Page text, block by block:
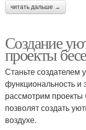
читать дальше →
Создание
проекты
Станьте создателем
функциональность и
рассмотрим
позволят создать
воздухе.